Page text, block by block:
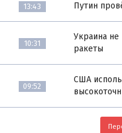
13:43 Путин
10:31
Украина не
ракеты
09:52
США